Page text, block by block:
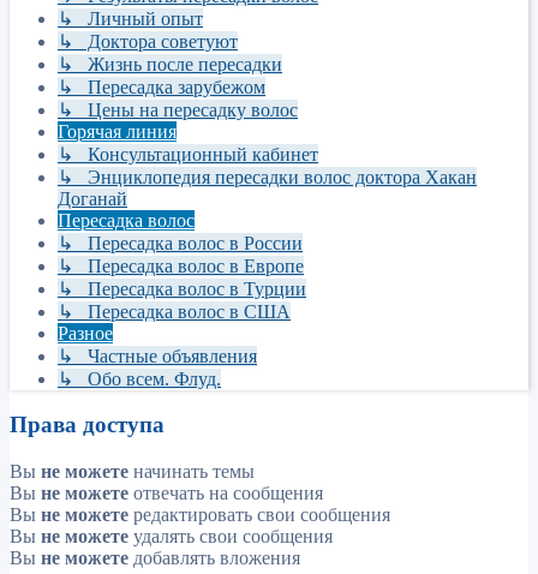
↳ Личный опыт
↳ Доктора советуют
↳ Жизнь после пересадки
↳ Пересадка зарубежом
↳ Цены на пересадку волос
Горячая линия
↳ Консультационный кабинет
↳ Энциклопедия пересадки волос доктора Хакан
Доганай
Пересадка волос
↳ Пересадка волос в России
↳ Пересадка волос в Европе
↳ Пересадка волос в Турции
↳ Пересадка волос в США
Разное
↳ Частные объявления
↳ Обо всем. Флуд.
Права доступа
Вы не можете начинать темы
Вы не можете отвечать на сообщения
Вы не можете редактировать свои сообщения
Вы не можете удалять свои сообщения
Вы не можете добавлять вложения